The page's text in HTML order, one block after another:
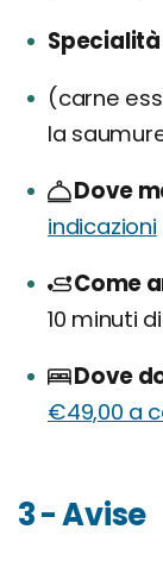
(carne
la
Dove
indicazioni
Come
10 minuti
Dove
€49,00 a
3 - Avise